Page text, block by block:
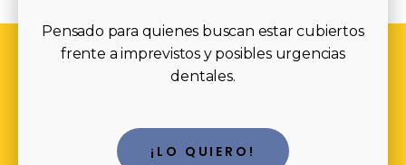
Pensado para quienes buscan estar cubiertos
frente a imprevistos y posibles urgencias
dentales.
¡LO QUIERO!